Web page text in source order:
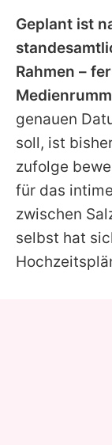
Geplant ist
Rahmen –
genauen
soll, ist
zufolge
für das
zwischen
selbst hat